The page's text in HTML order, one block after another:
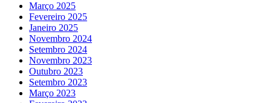
Março 2025
Fevereiro 2025
Janeiro 2025
Novembro 2024
Setembro 2024
Novembro 2023
Outubro 2023
Setembro 2023
Março 2023